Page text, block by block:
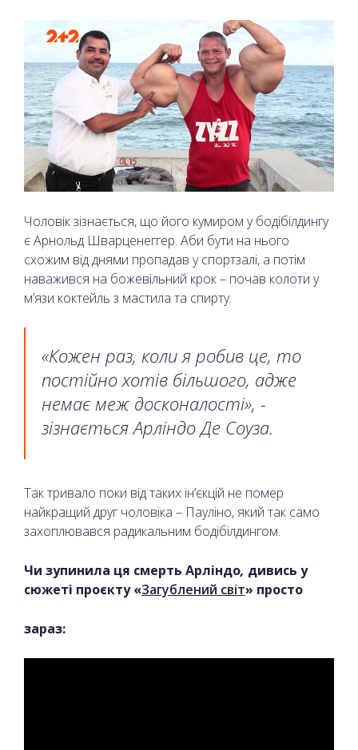
Чоловік зізнається, що його кумиром у бодібілдингу
є Арнольд Шварценеггер. Аби бути на нього
схожим від днями пропадав у спортзалі, а потім
наважився на божевільний крок – почав колоти у
м’язи коктейль з мастила та спирту.
«Кожен раз, коли я робив це, то
постійно хотів більшого, адже
немає меж досконалості», -
зізнається Арліндо Де Соуза.
Так тривало поки від таких ін’єкцій не помер
найкращий друг чоловіка – Пауліно, який так само
захоплювався радикальним бодібілдингом.
Чи зупинила ця смерть Арліндо, дивись у
сюжеті проєкту «Загублений світ» просто
зараз: